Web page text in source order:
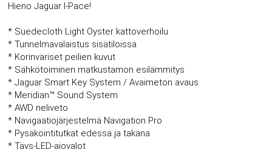
Hieno Jaguar I-Pace!
* Suedecloth Light Oyster kattoverhoilu
* Tunnelmavalaistus sisätiloissa
* Korinväriset peilien kuvut
* Sähkötoiminen matkustamon esilämmitys
* Jaguar Smart Key System / Avaimeton avaus
* Meridian™ Sound System
* AWD neliveto
* Navigaatiojärjestelmä Navigation Pro
* Pysäköintitutkat edessä ja takana
* Täys-LED-ajovalot